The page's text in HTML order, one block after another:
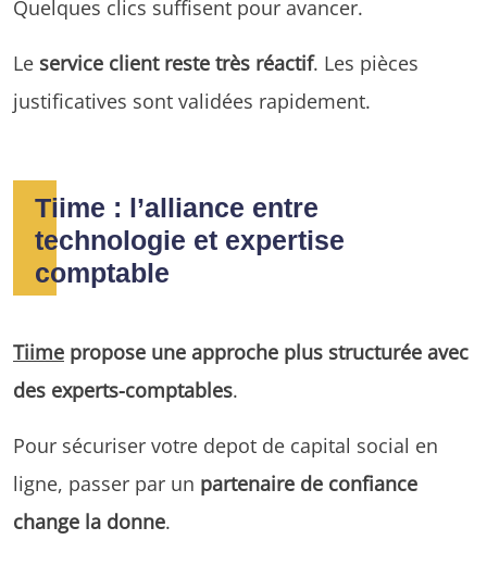
Quelques clics suffisent pour avancer.
Le service client reste très réactif. Les pièces
justificatives sont validées rapidement.
Tiime : l’alliance entre
technologie et expertise
comptable
Tiime propose une approche plus structurée avec
des experts-comptables.
Pour sécuriser votre depot de capital social en
ligne, passer par un partenaire de confiance
change la donne.